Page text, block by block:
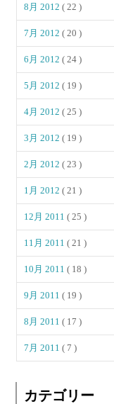
8月 2012( 22 )
7月 2012( 20 )
6月 2012( 24 )
5月 2012( 19 )
4月 2012( 25 )
3月 2012( 19 )
2月 2012( 23 )
1月 2012( 21 )
12月 2011( 25 )
11月 2011( 21 )
10月 2011( 18 )
9月 2011( 19 )
8月 2011( 17 )
7月 2011( 7 )
カテゴリー